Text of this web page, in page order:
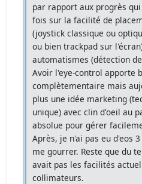
par rapport aux progrès
fois sur la facilité de
(joystick classique ou
ou bien trackpad sur
automatismes (détection
Avoir l'eye-control apporte
complètementaire mais
plus une idée marketing
unique) avec clin d'oeil au
absolue pour gérer
Après, je n'ai pas eu d'eos
me gourrer. Reste que du
avait pas les facilités
collimateurs.